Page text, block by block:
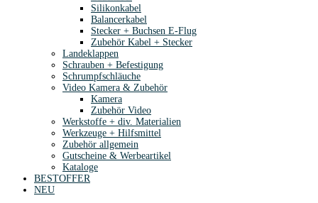
Silikonkabel
Balancerkabel
Stecker + Buchsen E-Flug
Zubehör Kabel + Stecker
Landeklappen
Schrauben + Befestigung
Schrumpfschläuche
Video Kamera & Zubehör
Kamera
Zubehör Video
Werkstoffe + div. Materialien
Werkzeuge + Hilfsmittel
Zubehör allgemein
Gutscheine & Werbeartikel
Kataloge
BESTOFFER
NEU